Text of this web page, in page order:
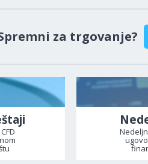
za trgovanje?